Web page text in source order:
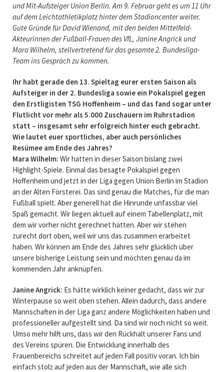
und Mit-Aufsteiger Union Berlin. Am 9. Februar geht es um 11 Uhr
auf dem Leichtathletikplatz hinter dem Stadioncenter weiter.
Gute Gründe für David Wienand, mit den beiden Mittelfeld-
Akteurinnen der Fußball-Frauen des VfL, Janine Angrick und
Mara Wilhelm, stellvertretend für das gesamte 2. Bundesliga-
Team ins Gespräch zu kommen.
Ihr habt gerade den 13. Spieltag eurer ersten Saison als
Aufsteiger in der 2. Bundesliga sowie ein Pokalspiel gegen
den Erstligisten TSG Hoffenheim – und das fand sogar unter
Flutlicht vor mehr als 5.000 Zuschauern im Ruhrstadion
statt – insgesamt sehr erfolgreich hinter euch gebracht.
Wie lautet euer sportliches, aber auch persönliches
Resümee am Ende des Jahres?
Mara Wilhelm: Wir hatten in dieser Saison bislang zwei
Highlight-Spiele. Einmal das besagte Pokalspiel gegen
Hoffenheim und jetzt in der Liga gegen Union Berlin im Stadion
an der Alten Försterei. Das sind genau die Matches, für die man
Fußball spielt. Aber generell hat die Hinrunde unfassbar viel
Spaß gemacht. Wir liegen aktuell auf einem Tabellenplatz, mit
dem wir vorher nicht gerechnet hätten. Aber wir stehen
zurecht dort oben, weil wir uns das zusammen erarbeitet
haben. Wir können am Ende des Jahres sehr glücklich über
unsere bisherige Leistung sein und möchten genau da im
kommenden Jahr anknüpfen.
Janine Angrick: Es hätte wirklich keiner gedacht, dass wir zur
Winterpause so weit oben stehen. Allein dadurch, dass andere
Mannschaften in der Liga ganz andere Möglichkeiten haben und
professioneller aufgestellt sind. Da sind wir noch nicht so weit.
Umso mehr hilft uns, dass wir den Rückhalt unserer Fans und
des Vereins spüren. Die Entwicklung innerhalb des
Frauenbereichs schreitet auf jeden Fall positiv voran. Ich bin
einfach stolz auf jeden aus der Mannschaft, wie alle sich